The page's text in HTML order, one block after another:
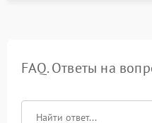
FAQ. Ответы на